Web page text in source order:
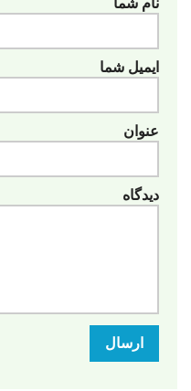
ایمیل شما
عنوان
دیدگاه
ارسال